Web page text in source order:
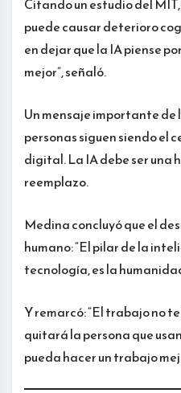
Citando un estudio del
puede causar deterioro
en dejar que la IA piense
mejor”, señaló.
Un mensaje importante de
personas siguen siendo el
digital. La IA debe ser una
reemplazo.
Medina concluyó que el
humano: “El pilar de la
tecnología, es la
Y remarcó: “El trabajo no
quitará la persona que
pueda hacer un trabajo